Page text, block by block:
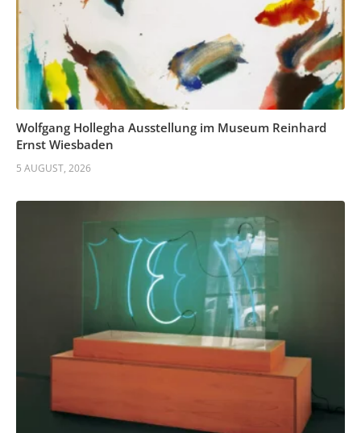
Wolfgang Hollegha Ausstellung im Museum Reinhard
Ernst Wiesbaden
5 AUGUST, 2026